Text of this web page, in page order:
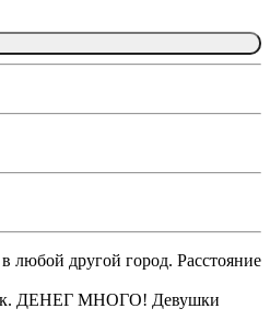
другой город. Расстояние
ДЕНЕГ МНОГО! Девушки